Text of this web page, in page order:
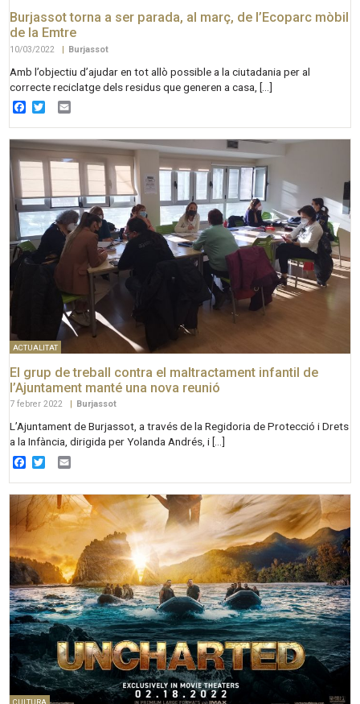
Burjassot torna a ser parada, al març, de l’Ecoparc mòbil
de la Emtre
10/03/2022 | Burjassot
Amb l’objectiu d’ajudar en tot allò possible a la ciutadania per al
correcte reciclatge dels residus que generen a casa, […]
Facebook
Twitter
ACTUALITAT
El grup de treball contra el maltractament infantil de
l’Ajuntament manté una nova reunió
7 febrer 2022 Burjassot
L’Ajuntament de Burjassot, a través de la Regidoria de Protecció i Drets
a la Infància, dirigida per Yolanda Andrés, i […]
Facebook
Twitter
CULTURA